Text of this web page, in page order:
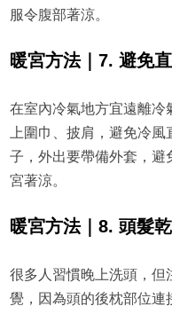
服令腹部著涼。
暖宮方法｜7. 避免
在室內冷氣地方宜遠離冷
上圍巾、披肩，避免冷
子，外出要帶備外套，避
宮著涼。
暖宮方法｜8. 頭髮
很多人習慣晚上洗頭，但
覺，因為頭的後枕部位連